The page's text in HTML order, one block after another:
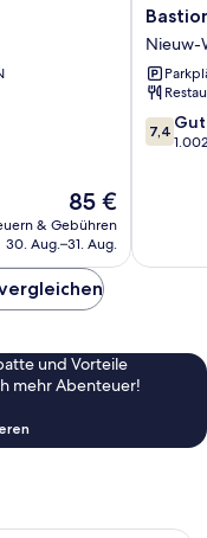
Der
Preis
beträgt
85 €
& Gebühren
30. Aug.–31. Aug.
Bastion
Hotel
Nieuw-
West
Nieuw-
7.4
von
7,4 Gut
und Vorteile
mehr Abenteuer!